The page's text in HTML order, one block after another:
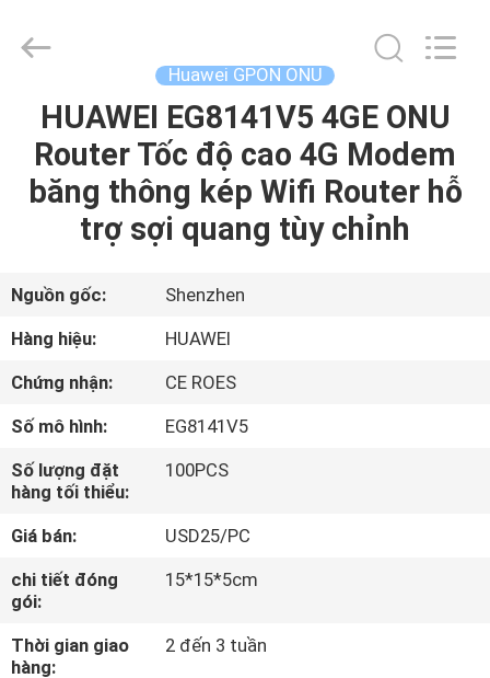
TRANG
CHỦ
PHẨM
VỀ
TÔI
THAM
QUAN
NHÀ
LIMITED.
Reserved.
Huawei GPON ONU
HUAWEI EG8141V5 4GE ONU
Router Tốc độ cao 4G Modem
băng thông kép Wifi Router hỗ
trợ sợi quang tùy chỉnh
Nguồn gốc:
Shenzhen
Hàng hiệu:
HUAWEI
Chứng nhận:
CE ROES
Số mô hình:
EG8141V5
Số lượng đặt
hàng tối thiểu:
100PCS
Giá bán:
USD25/PC
chi tiết đóng
gói:
15*15*5cm
Thời gian giao
hàng:
2 đến 3 tuần